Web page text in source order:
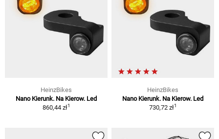
HeinzBikes
Nano Kierunk. Na Kierow. Led
860,44 zł1
HeinzBikes
Nano Kierunk. Na Kierow. Led
730,72 zł1